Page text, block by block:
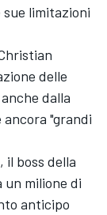
limitazioni
delle
dalla
"grandi
il boss della
un milione di
anticipo